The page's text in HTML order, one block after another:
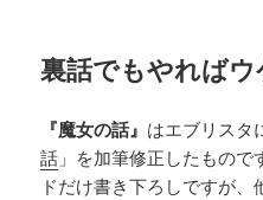
裏話でもやれば
『魔女の話』 はエブリスタ
話 」を加筆修正したもの
ドだけ書き下ろしですが